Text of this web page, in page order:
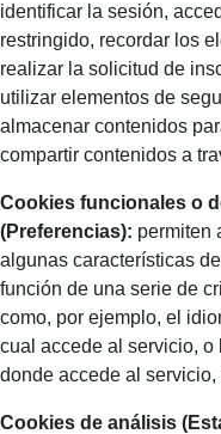
identificar la sesión,
restringido, recordar los
realizar la solicitud de
utilizar elementos de
almacenar contenidos
compartir contenidos a
Cookies funcionales o
(Preferencias): permiten
algunas características
función de una serie de
como, por ejemplo, el
cual accede al servicio,
donde accede al
Cookies de análisis